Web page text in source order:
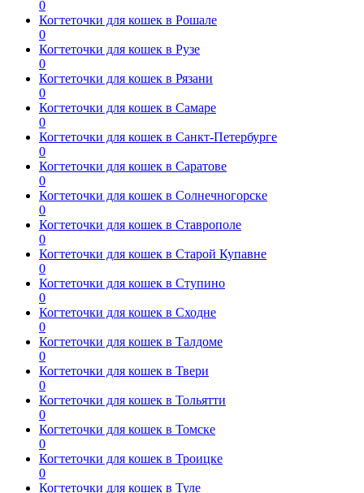
0
Когтеточки для кошек в Рошале
0
Когтеточки для кошек в Рузе
0
Когтеточки для кошек в Рязани
0
Когтеточки для кошек в Самаре
0
Когтеточки для кошек в Санкт-Петербурге
0
Когтеточки для кошек в Саратове
0
Когтеточки для кошек в Солнечногорске
0
Когтеточки для кошек в Ставрополе
0
Когтеточки для кошек в Старой Купавне
0
Когтеточки для кошек в Ступино
0
Когтеточки для кошек в Сходне
0
Когтеточки для кошек в Талдоме
0
Когтеточки для кошек в Твери
0
Когтеточки для кошек в Тольятти
0
Когтеточки для кошек в Томске
0
Когтеточки для кошек в Троицке
0
Когтеточки для кошек в Туле